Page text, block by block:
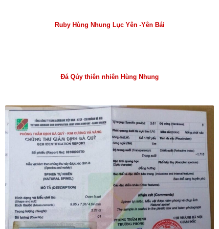
Ruby Hùng Nhung Lục Yên -Yên Bái
Đá Qúy thiên nhiên Hùng Nhung